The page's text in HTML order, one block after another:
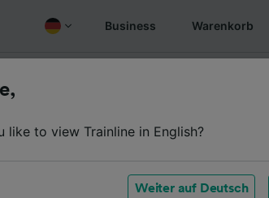
Business Warenkorb
like to view Trainline in English?
Weiter auf Deutsch